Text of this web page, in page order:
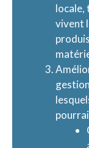
locale,
vivent